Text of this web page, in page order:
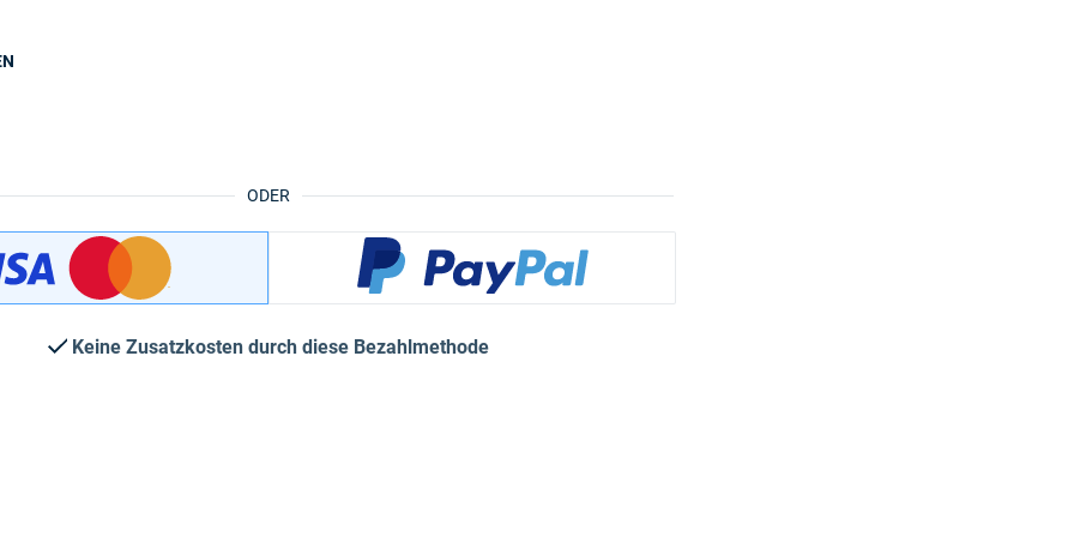
ODER
Keine Zusatzkosten durch diese Bezahlmethode